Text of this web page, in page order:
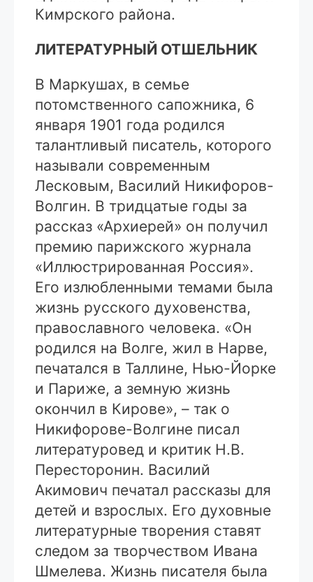
Кимрского района.
ЛИТЕРАТУРНЫЙ ОТШЕЛЬНИК
В Маркушах, в семье
потомственного сапожника, 6
января 1901 года родился
талантливый писатель, которого
называли современным
Лесковым, Василий Никифоров-
Волгин. В тридцатые годы за
рассказ «Архиерей» он получил
премию парижского журнала
«Иллюстрированная Россия».
Его излюбленными темами была
жизнь русского духовенства,
православного человека. «Он
родился на Волге, жил в Нарве,
печатался в Таллине, Нью-Йорке
и Париже, а земную жизнь
окончил в Кирове», – так о
Никифорове-Волгине писал
литературовед и критик Н.В.
Пересторонин. Василий
Акимович печатал рассказы для
детей и взрослых. Его духовные
литературные творения ставят
следом за творчеством Ивана
Шмелева. Жизнь писателя была